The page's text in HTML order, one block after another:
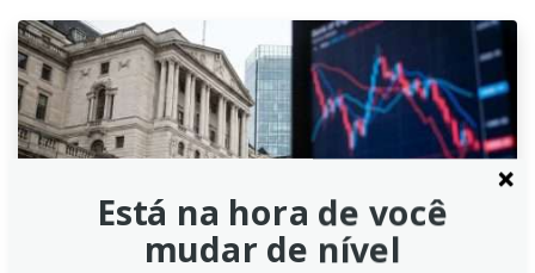
Está na hora de você
mudar de nível